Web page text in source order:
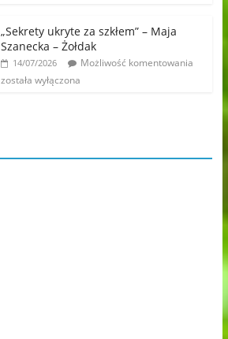
„Sekrety ukryte za szkłem” – Maja
Szanecka – Żołdak
14/07/2026
Możliwość komentowania
została wyłączona